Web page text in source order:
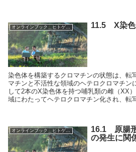
オンラインブック＿ヒトゲノム事典 11.5 X染色
染色体を構築するクロマチンの状態は、転
マチンと不活性な領域のヘテロクロマチン
して2本のX染色体を持つ哺乳類の雌（XX
域にわたってヘテロクロマチン化され、転
オンラインブック＿ヒトゲノム事典
16.1 原腸
の発生に関